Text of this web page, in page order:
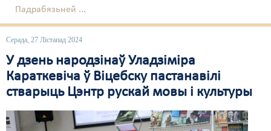
Падрабязьней ...
Серада, 27 Лістапад 2024
У дзень народзінаў Уладзіміра
Караткевіча ў Віцебску пастанавілі
стварыць Цэнтр рускай мовы і культуры
Распальваньне варожасьці
Рознае
Свабода слова
Свабода сумленьня
Сьмяротнае пакараньне